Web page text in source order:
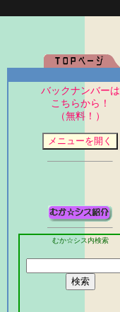
バックナンバーは
こちらから！
（無料！）
むか☆シス内検索